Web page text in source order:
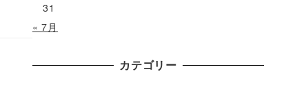
31
« 7月
カテゴリー